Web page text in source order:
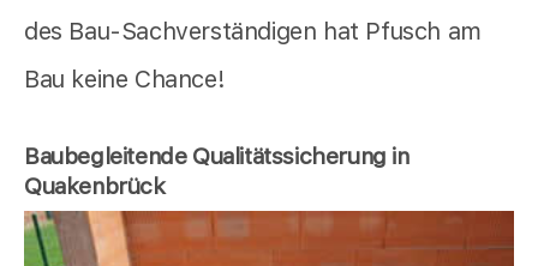
des Bau-Sachverständigen hat Pfusch am
Bau keine Chance!
Baubegleitende Qualitätssicherung in
Quakenbrück